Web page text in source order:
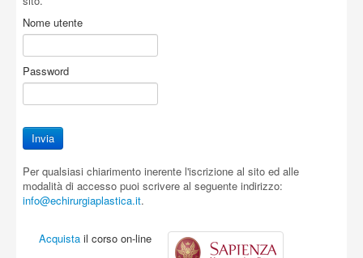
Nome utente
Password
Per qualsiasi chiarimento inerente l'iscrizione al sito ed alle
modalità di accesso puoi scrivere al seguente indirizzo:
info@echirurgiaplastica.it.
Acquista il corso on-line